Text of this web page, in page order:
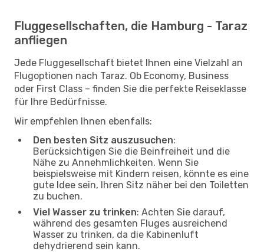
Fluggesellschaften, die Hamburg - Taraz
anfliegen
Jede Fluggesellschaft bietet Ihnen eine Vielzahl an
Flugoptionen nach Taraz. Ob Economy, Business
oder First Class – finden Sie die perfekte Reiseklasse
für Ihre Bedürfnisse.
Wir empfehlen Ihnen ebenfalls:
Den besten Sitz auszusuchen:
Berücksichtigen Sie die Beinfreiheit und die
Nähe zu Annehmlichkeiten. Wenn Sie
beispielsweise mit Kindern reisen, könnte es eine
gute Idee sein, Ihren Sitz näher bei den Toiletten
zu buchen.
Viel Wasser zu trinken: Achten Sie darauf,
während des gesamten Fluges ausreichend
Wasser zu trinken, da die Kabinenluft
dehydrierend sein kann.